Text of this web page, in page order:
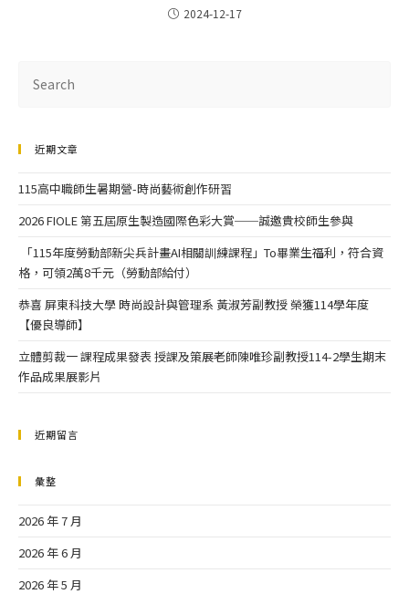
2024-12-17
近期文章
115高中職師生暑期營-時尚藝術創作研習
2026 FIOLE 第五屆原生製造國際色彩大賞──誠邀貴校師生參與
「115年度勞動部新尖兵計畫AI相關訓練課程」To畢業生福利，符合資
格，可領2萬8千元（勞動部給付）
恭喜 屏東科技大學 時尚設計與管理系 黃淑芳副教授 榮獲114學年度
【優良導師】
立體剪裁一 課程成果發表 授課及策展老師陳唯珍副教授114-2學生期末
作品成果展影片
近期留言
彙整
2026 年 7 月
2026 年 6 月
2026 年 5 月